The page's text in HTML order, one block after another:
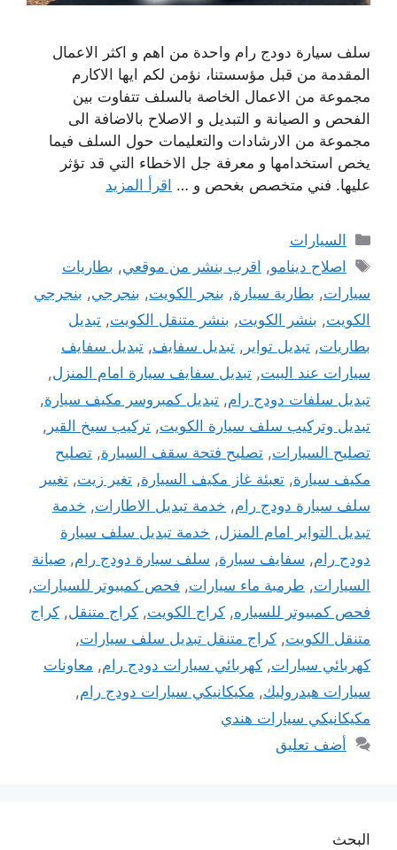
سلف سيارة دودج رام واحدة من اهم و اكثر الاعمال
المقدمة من قبل مؤسستنا، نؤمن لكم ايها الاكارم
مجموعة من الاعمال الخاصة بالسلف تتفاوت بين
الفحص و الصيانة و التبديل و الاصلاح بالاضافة الى
مجموعة من الارشادات والتعليمات حول السلف فيما
يخص استخدامها و معرفة جل الاخطاء التي قد تؤثر
عليها. فني متخصص بغحص و … اقرأ المزيد
التصنيفات
السيارات
الوسوم
اصلاح دينامو, اقرب بنشر من موقعي, بطاريات
سيارات, بطارية سيارة, بنجر الكويت, بنجرجي, بنجرجي
الكويت, بنشر الكويت, بنشر متنقل الكويت, تبديل
بطاريات, تبديل تواير , تبديل سفايف, تبديل سفايف
سيارات عند البيت, تبديل سفايف سيارة امام المنزل,
تبديل سلفات دودج رام, تبديل كمبروسر مكيف سيارة,
تبديل وتركيب سلف سيارة الكويت, تركيب سيخ القير ,
تصليح السيارات, تصليح فتحة سقف السيارة, تصليح
مكيف سيارة, تعبئة غاز مكيف السيارة, تغير زيت, تغيير
سلف سيارة دودج رام, خدمة تبديل الاطارات, خدمة
تبديل التواير امام المنزل, خدمة تبديل سلف سيارة
دودج رام, سفايف سيارة, سلف سيارة دودج رام, صيانة
السيارات, طرمبة ماء سيارات, فحص كمبيوتر للسيارات,
فحص كمبيوتر للسياره, كراج الكويت, كراج متنقل, كراج
متنقل الكويت, كراج متنقل تبديل سلف سيارات,
كهربائي سيارات, كهربائي سيارات دودج رام, معاونات
سيارات هيدروليك, مكيكانيكي سيارات دودج رام,
مكيكانيكي سيارات هندي
أضف تعليق
البحث